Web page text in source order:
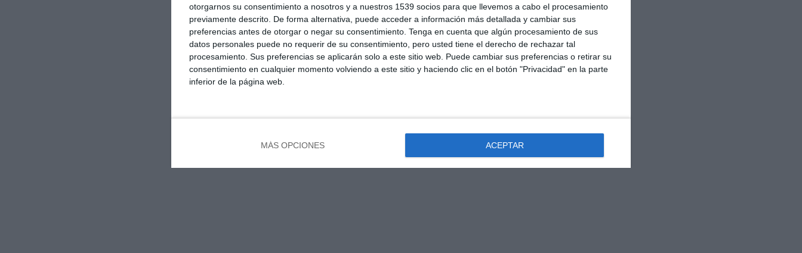
otorgarnos su consentimiento a nosotros y a nuestros 1539 socios para que llevemos a cabo el procesamiento
previamente descrito. De forma alternativa, puede acceder a información más detallada y cambiar sus
preferencias antes de otorgar o negar su consentimiento. Tenga en cuenta que algún procesamiento de sus
datos personales puede no requerir de su consentimiento, pero usted tiene el derecho de rechazar tal
procesamiento. Sus preferencias se aplicarán solo a este sitio web. Puede cambiar sus preferencias o retirar su
consentimiento en cualquier momento volviendo a este sitio y haciendo clic en el botón "Privacidad" en la parte
inferior de la página web.
MÁS OPCIONES ACEPTAR